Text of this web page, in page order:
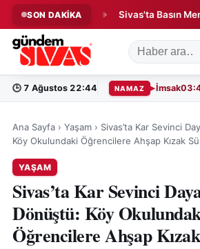
SON DAKİKA
Paniği! ◆ Sivas'ta Basın
🕒 7 Ağustos 22:44 NAMAZ İmsak
Ana Sayfa › Yaşam › Sivas’ta Kar Sevinci
Köy Okulundaki Öğrencilere Ahşap Kızak
YAŞAM
Sivas’ta Kar Sevinci
Dönüştü: Köy
Öğrencilere Ahşap